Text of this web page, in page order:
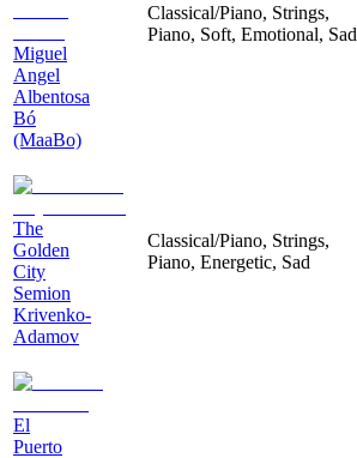
Miguel
Angel
Albentosa
Bó
(MaaBo)
Classical/Piano, Strings,
Piano, Soft, Emotional, Sad
The
Golden
City
Semion
Krivenko-
Adamov
Classical/Piano, Strings,
Piano, Energetic, Sad
El
Puerto